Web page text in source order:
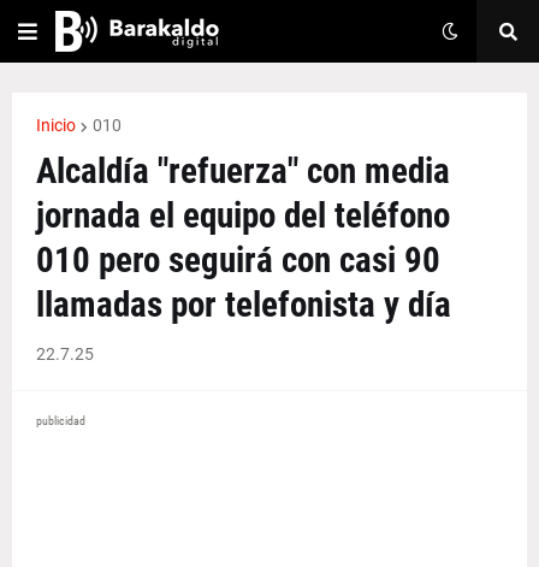
Inicio 010
Alcaldía "refuerza" con media
jornada el equipo del teléfono
010 pero seguirá con casi 90
llamadas por telefonista y día
22.7.25
publicidad